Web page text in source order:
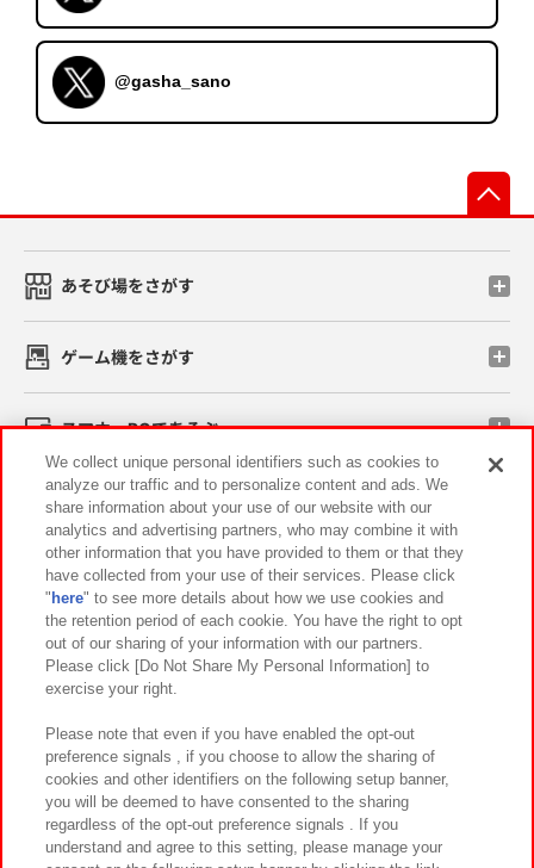
@gasha_sano
あそび場をさがす
ゲーム機をさがす
スマホ・PCであそぶ
イベント・キャンペーン
関連会社 サステナビリティ サイトポリシー
プライバシーポリシー ウェブアクセシビリティ方針と検証結果
お取引先さまとともに
カスタマーハラスメント対応方針 よくあるご質問・お問い合わせ
We collect unique personal identifiers such as cookies to
analyze our traffic and to personalize content and ads. We
share information about your use of our website with our
analytics and advertising partners, who may combine it with
other information that you have provided to them or that they
have collected from your use of their services. Please click
" here" to see more details about how we use cookies and
the retention period of each cookie. You have the right to opt
out of our sharing of your information with our partners.
Please click [Do Not Share My Personal Information] to
exercise your right.
Please note that even if you have enabled the opt-out
preference signals , if you choose to allow the sharing of
cookies and other identifiers on the following setup banner,
you will be deemed to have consented to the sharing
regardless of the opt-out preference signals . If you
understand and agree to this setting, please manage your